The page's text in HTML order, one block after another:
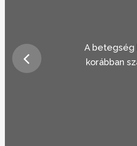
A betegség
korábban